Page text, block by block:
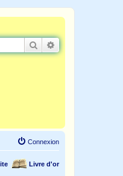
Rechercher
Connexion
Livre d'or